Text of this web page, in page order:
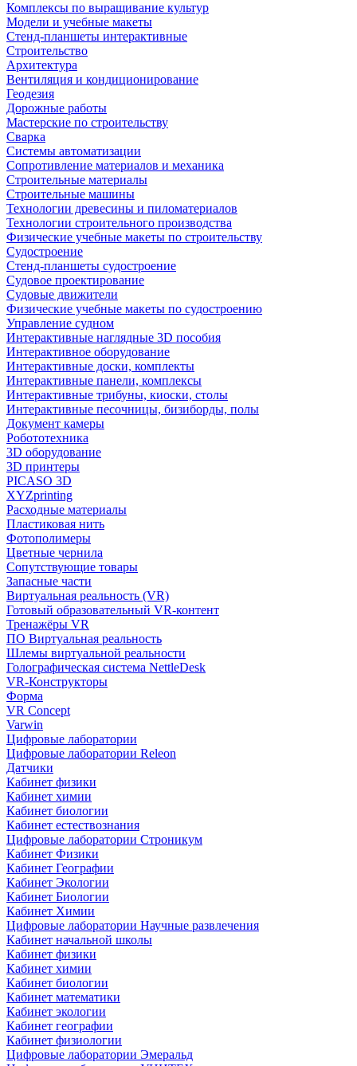
Комплексы по выращивание культур
Модели и учебные макеты
Стенд-планшеты интерактивные
Строительство
Архитектура
Вентиляция и кондиционирование
Геодезия
Дорожные работы
Мастерские по строительству
Сварка
Системы автоматизации
Сопротивление материалов и механика
Строительные материалы
Строительные машины
Технологии древесины и пиломатериалов
Технологии строительного производства
Физические учебные макеты по строительству
Судостроение
Стенд-планшеты судостроение
Судовое проектирование
Судовые движители
Физические учебные макеты по судостроению
Управление судном
Интерактивные наглядные 3D пособия
Интерактивное оборудование
Интерактивные доски, комплекты
Интерактивные панели, комплексы
Интерактивные трибуны, киоски, столы
Интерактивные песочницы, бизиборды, полы
Документ камеры
Робототехника
3D оборудование
3D принтеры
PICASO 3D
XYZprinting
Расходные материалы
Пластиковая нить
Фотополимеры
Цветные чернила
Сопутствующие товары
Запасные части
Виртуальная реальность (VR)
Готовый образовательный VR-контент
Тренажёры VR
ПО Виртуальная реальность
Шлемы виртуальной реальности
Голографическая система NettleDesk
VR-Конструкторы
Форма
VR Concept
Varwin
Цифровые лаборатории
Цифровые лаборатории Releon
Датчики
Кабинет физики
Кабинет химии
Кабинет биологии
Кабинет естествознания
Цифровые лаборатории Строникум
Кабинет Физики
Кабинет Географии
Кабинет Экологии
Кабинет Биологии
Кабинет Химии
Цифровые лаборатории Научные развлечения
Кабинет начальной школы
Кабинет физики
Кабинет химии
Кабинет биологии
Кабинет математики
Кабинет экологии
Кабинет географии
Кабинет физиологии
Цифровые лаборатории Эмеральд